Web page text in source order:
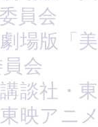
員会
場版「
会
談社・
映アニ